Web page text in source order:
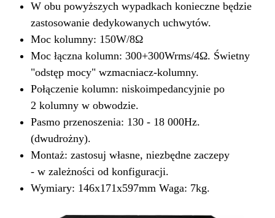
W obu powyższych wypadkach konieczne będzie
zastosowanie dedykowanych uchwytów.
Moc kolumny: 150W/8Ω
Moc łączna kolumn: 300+300Wrms/4Ω. Świetny
"odstęp mocy" wzmacniacz-kolumny.
Połączenie kolumn: niskoimpedancyjnie po
2 kolumny w obwodzie.
Pasmo przenoszenia: 130 - 18 000Hz.
(dwudrożny).
Montaż: zastosuj własne, niezbędne zaczepy
- w zależności od konfiguracji.
Wymiary: 146x171x597mm Waga: 7kg.